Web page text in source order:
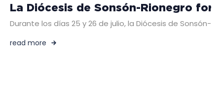
La Diócesis de Sonsón-Rionegro
Durante los días 25 y 26 de julio, la Diócesis de Sonsón-
read more